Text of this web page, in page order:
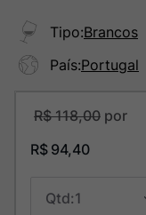
Tipo:Brancos
País:Portugal
R$ 118,00
R$ 94,40
1